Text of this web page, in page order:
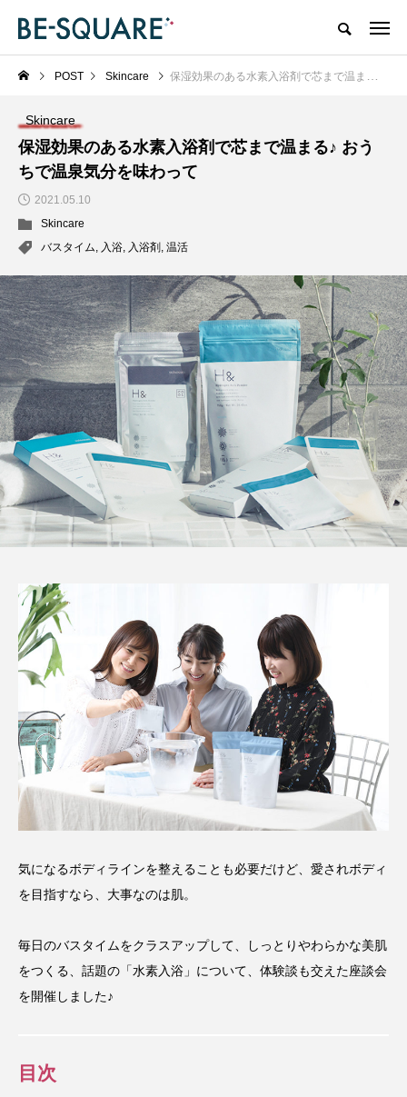
POST Skincare 保湿効果のある水素入浴剤で芯まで温まる♪ おうちで温泉気分を味わって
Skincare
保湿効果のある水素入浴剤で芯まで温まる♪ おう
ちで温泉気分を味わって
2021.05.10
Skincare
バスタイム, 入浴, 入浴剤 , 温活
気になるボディラインを整えることも必要だけど、愛されボディ
を目指すなら、大事なのは肌。
毎日のバスタイムをクラスアップして、しっとりやわらかな美肌
をつくる、話題の「水素入浴」について、体験談も交えた座談会
を開催しました♪
目次